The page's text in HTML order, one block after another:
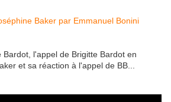
Bardot, l'appel de Brigitte Bardot en
et sa réaction à l'appel de BB...